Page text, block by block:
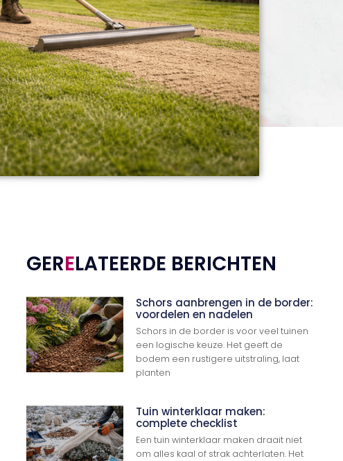
GERELATEERDE BERICHTEN
Schors aanbrengen in de border:
voordelen en nadelen
Schors in de border is voor veel tuinen
een logische keuze. Het geeft de
bodem een rustigere uitstraling, laat
planten
Tuin winterklaar maken:
complete checklist
Een tuin winterklaar maken draait niet
om alles kaal of strak achterlaten. Het